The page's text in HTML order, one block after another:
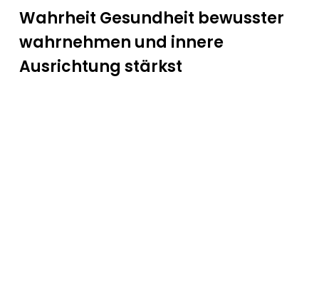
Wahrheit Gesundheit bewusster
wahrnehmen und innere
Ausrichtung stärkst